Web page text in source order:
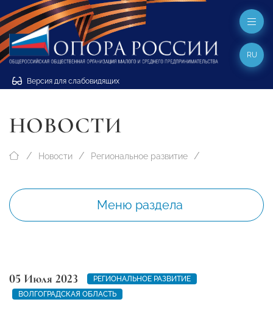
Версия для слабовидящих
RU
НОВОСТИ
Новости Региональное развитие
Меню раздела
05 Июля 2023
РЕГИОНАЛЬНОЕ РАЗВИТИЕ
ВОЛГОГРАДСКАЯ ОБЛАСТЬ